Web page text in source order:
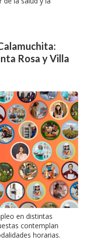
Rosa y Villa
en distintas
contemplan
horarias.